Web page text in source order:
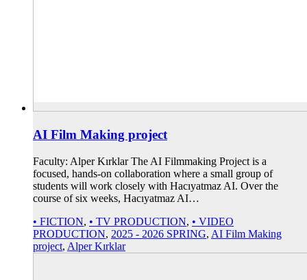
AI Film Making project
Faculty: Alper Kırklar The AI Filmmaking Project is a
focused, hands-on collaboration where a small group of
students will work closely with Hacıyatmaz AI. Over the
course of six weeks, Hacıyatmaz AI…
• FICTION, • TV PRODUCTION, • VIDEO
PRODUCTION, 2025 - 2026 SPRING, AI Film Making
project, Alper Kırklar